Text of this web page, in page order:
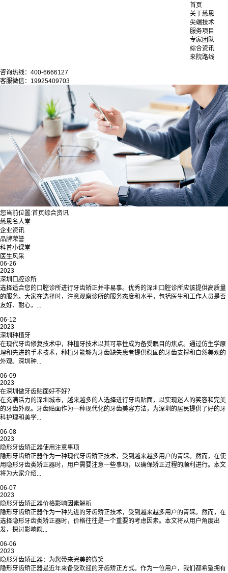
首页
关于慈恩
尖端技术
服务项目
专家团队
综合资讯
来院路线
咨询热线：400-6666127
客服微信：19925409703
您当前位置:首页综合资讯
慈恩名人堂
企业资讯
品牌荣誉
科普小课堂
医生风采
06-26
2023
深圳口腔诊所
选择适合您的口腔诊所进行牙齿矫正并非易事。优秀的深圳口腔诊所应该提供高质量
的服务。大家在选择时，注意观察诊所的服务态度和水平，包括医生和工作人员是否
友好、耐心，...
06-12
2023
深圳种植牙
在现代牙齿修复技术中，种植牙技术以其可靠性成为备受瞩目的焦点。通过仿生学原
理和先进的手术技术，种植牙能够为牙齿缺失患者提供稳固的牙齿支撑和自然美观的
外观。深圳种...
06-09
2023
在深圳做牙齿贴面好不好？
在充满活力的深圳城市，越来越多的人选择进行牙齿贴面，以实现迷人的笑容和完美
的牙齿外观。牙齿贴面作为一种现代化的牙齿美容方法，为深圳的居民提供了好的牙
科护理和美学...
06-08
2023
隐形牙齿矫正器使用注意事项
隐形牙齿矫正器作为一种现代牙齿矫正技术，受到越来越多用户的青睐。然而，在使
用隐形牙齿类矫正器时，用户需要注意一些事项，以确保矫正过程的顺利进行。本文
将为大家介绍...
06-07
2023
隐形牙齿矫正器价格影响因素解析
隐形牙齿矫正器作为一种先进的牙齿矫正技术，受到越来越多用户的青睐。然而，在
选择隐形牙齿类矫正器时，价格往往是一个重要的考虑因素。本文将从用户角度出
发，探讨影响隐...
06-06
2023
隐形牙齿矫正器：为您带来完美的微笑
隐形牙齿矫正器是近年来备受欢迎的牙齿矫正方式。作为一位用户，我们都希望拥有